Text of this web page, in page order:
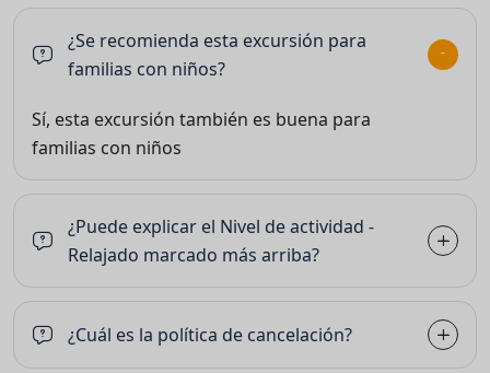
¿Se recomienda esta excursión para
familias con niños?
Sí, esta excursión también es buena para
familias con niños
¿Puede explicar el Nivel de actividad -
Relajado marcado más arriba?
¿Cuál es la política de cancelación?